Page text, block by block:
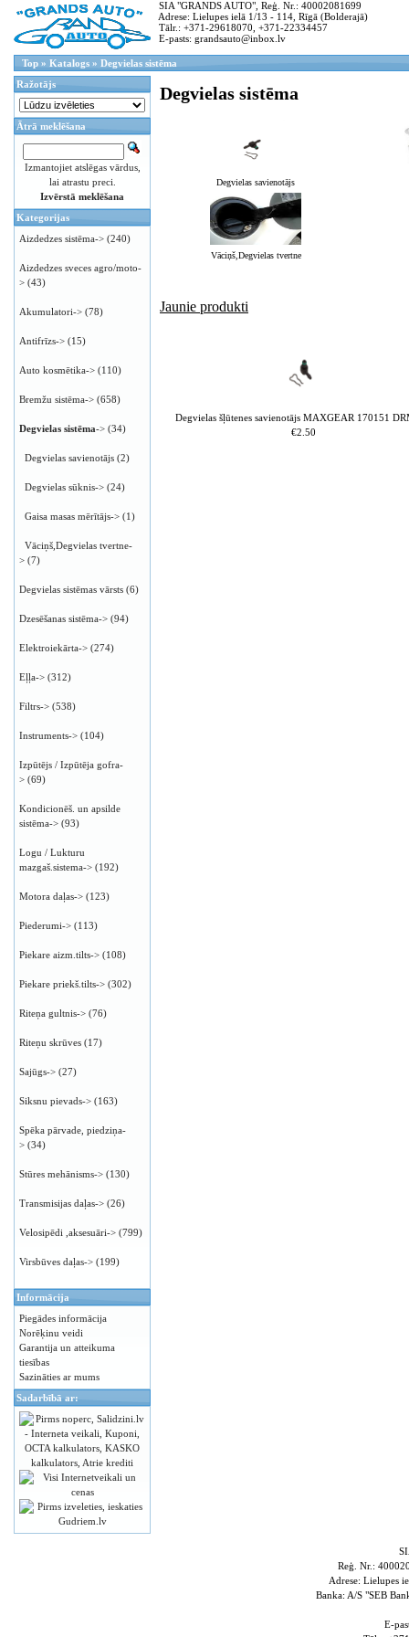
SIA "GRANDS AUTO", Reģ. Nr.: 40002081699
Adrese: Lielupes ielā 1/13 - 114, Rīgā (Bolderajā)
Tālr.: +371-29618070, +371-22334457
E-pasts: grandsauto@inbox.lv
Top » Katalogs » Degvielas sistēma
Degvielas sistēma
Degvielas savienotājs
Vāciņš,Degvielas tvertne
Jaunie produkti
Degvielas šļūtenes savienotājs MAXGEAR 170151
€2.50
Ražotājs
Ātrā meklēšana
Izmantojiet atslēgas vārdus,
lai atrastu preci.
Izvērstā meklēšana
Kategorijas
Aizdedzes sistēma-> (240)
Aizdedzes sveces agro/moto-
> (43)
Akumulatori-> (78)
Antifrīzs-> (15)
Auto kosmētika-> (110)
Bremžu sistēma-> (658)
Degvielas sistēma-> (34)
Degvielas savienotājs (2)
Degvielas sūknis-> (24)
Gaisa masas mērītājs-> (1)
Vāciņš,Degvielas tvertne-
> (7)
Degvielas sistēmas vārsts (6)
Dzesēšanas sistēma-> (94)
Elektroiekārta-> (274)
Eļļa-> (312)
Filtrs-> (538)
Instruments-> (104)
Izpūtējs / Izpūtēja gofra-
> (69)
Kondicionēš. un apsilde
sistēma-> (93)
Logu / Lukturu
mazgaš.sistema-> (192)
Motora daļas-> (123)
Piederumi-> (113)
Piekare aizm.tilts-> (108)
Piekare priekš.tilts-> (302)
Riteņa gultnis-> (76)
Riteņu skrūves (17)
Sajūgs-> (27)
Siksnu pievads-> (163)
Spēka pārvade, piedziņa-
> (34)
Stūres mehānisms-> (130)
Transmisijas daļas-> (26)
Velosipēdi ,aksesuāri-> (799)
Virsbūves daļas-> (199)
Informācija
Piegādes informācija
Norēķinu veidi
Garantija un atteikuma
tiesības
Sazināties ar mums
Sadarbībā ar:
Reģ. Nr.:
Adrese: Lielupes
Banka: A/S "SEB
E-